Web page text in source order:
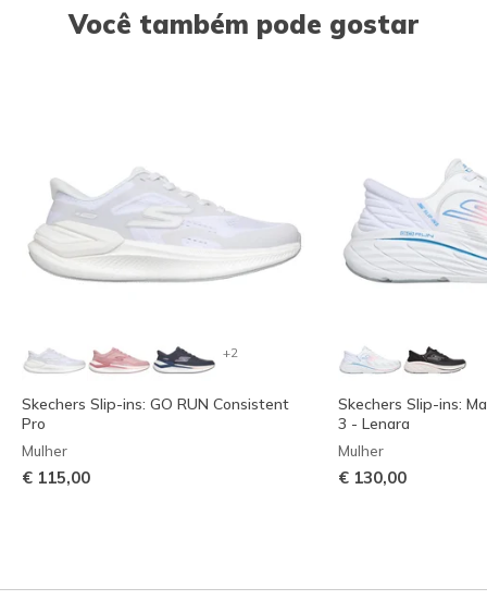
Você também pode gostar
+2
Skechers Slip-ins: GO RUN Consistent
Pro
Mulher
€ 115,00
Skechers Slip-ins:
3 - Lenara
Mulher
€ 130,00